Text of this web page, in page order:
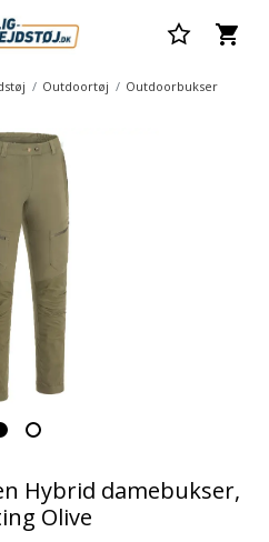
Outdoortøj Outdoorbukser
Hybrid damebukser,
Olive